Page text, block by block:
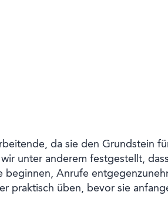
da sie den Grundstein
unter anderem festgestellt,
beginnen, Anrufe
praktisch üben, bevor sie